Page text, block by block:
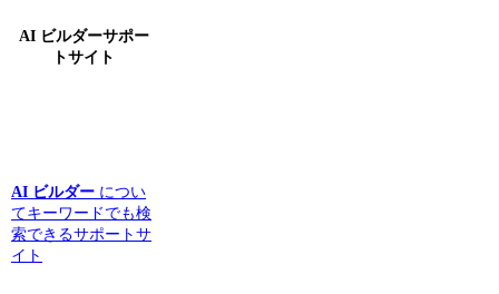
AI ビルダーサポー
トサイト
AI ビルダー につい
てキーワードでも検
索できるサポートサ
イト